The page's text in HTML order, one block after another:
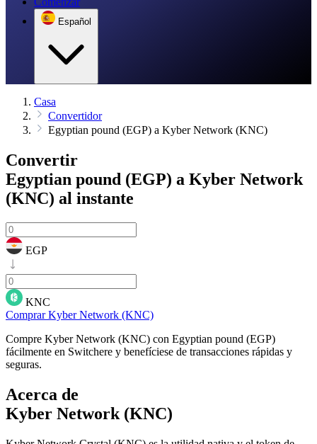
Español
Casa
Convertidor
Egyptian pound (EGP) a Kyber Network (KNC)
Convertir
Egyptian pound (EGP) a Kyber Network
(KNC) al instante
EGP
KNC
Comprar Kyber Network (KNC)
Compre Kyber Network (KNC) con Egyptian pound (EGP)
fácilmente en Switchere y benefíciese de transacciones rápidas y
seguras.
Acerca de
Kyber Network (KNC)